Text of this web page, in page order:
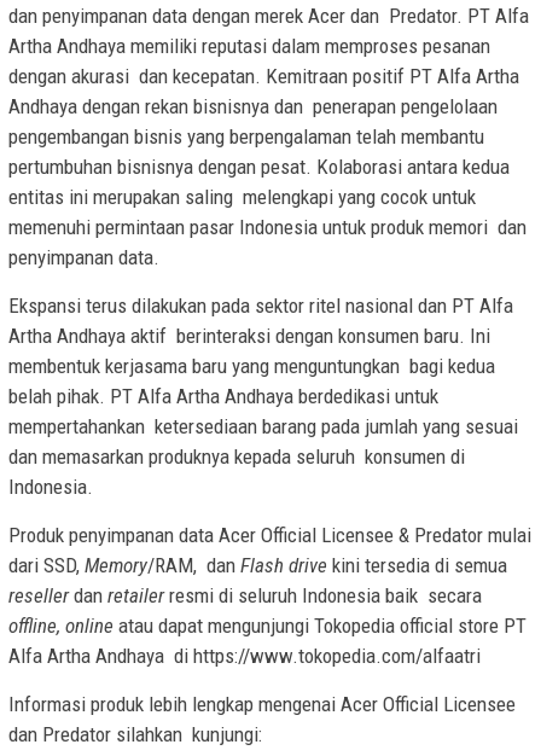
dan penyimpanan data dengan merek Acer dan Predator. PT Alfa
Artha Andhaya memiliki reputasi dalam memproses pesanan
dengan akurasi dan kecepatan. Kemitraan positif PT Alfa Artha
Andhaya dengan rekan bisnisnya dan penerapan pengelolaan
pengembangan bisnis yang berpengalaman telah membantu
pertumbuhan bisnisnya dengan pesat. Kolaborasi antara kedua
entitas ini merupakan saling melengkapi yang cocok untuk
memenuhi permintaan pasar Indonesia untuk produk memori dan
penyimpanan data.
Ekspansi terus dilakukan pada sektor ritel nasional dan PT Alfa
Artha Andhaya aktif berinteraksi dengan konsumen baru. Ini
membentuk kerjasama baru yang menguntungkan bagi kedua
belah pihak. PT Alfa Artha Andhaya berdedikasi untuk
mempertahankan ketersediaan barang pada jumlah yang sesuai
dan memasarkan produknya kepada seluruh konsumen di
Indonesia.
Produk penyimpanan data Acer Official Licensee & Predator mulai
dari SSD, Memory/RAM, dan Flash drive kini tersedia di semua
resellerdan retailerresmi di seluruh Indonesia baik secara
offline, online atau dapat mengunjungi Tokopedia official store PT
Alfa Artha Andhaya di https://www.tokopedia.com/alfaatri
Informasi produk lebih lengkap mengenai Acer Official Licensee
dan Predator silahkan kunjungi: